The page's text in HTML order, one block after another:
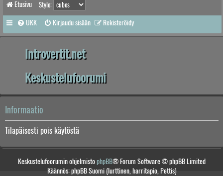
Etusivu Style:
UKK Kirjaudu sisään Rekisteröidy
Introvertit.net
Keskustelufoorumi
Informaatio
Tilapäisesti pois käytöstä
Keskustelufoorumin ohjelmistophpBB® Forum Software © phpBB Limited
Käännös: phpBB Suomi (lurttinen, harritapio, Pettis)